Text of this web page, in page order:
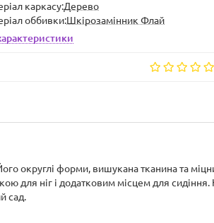
каркасу:Дерево
оббивки:Шкірозамінник Флай
округлі форми, вишукана тканина та
для ніг і додатковим місцем для
сад.